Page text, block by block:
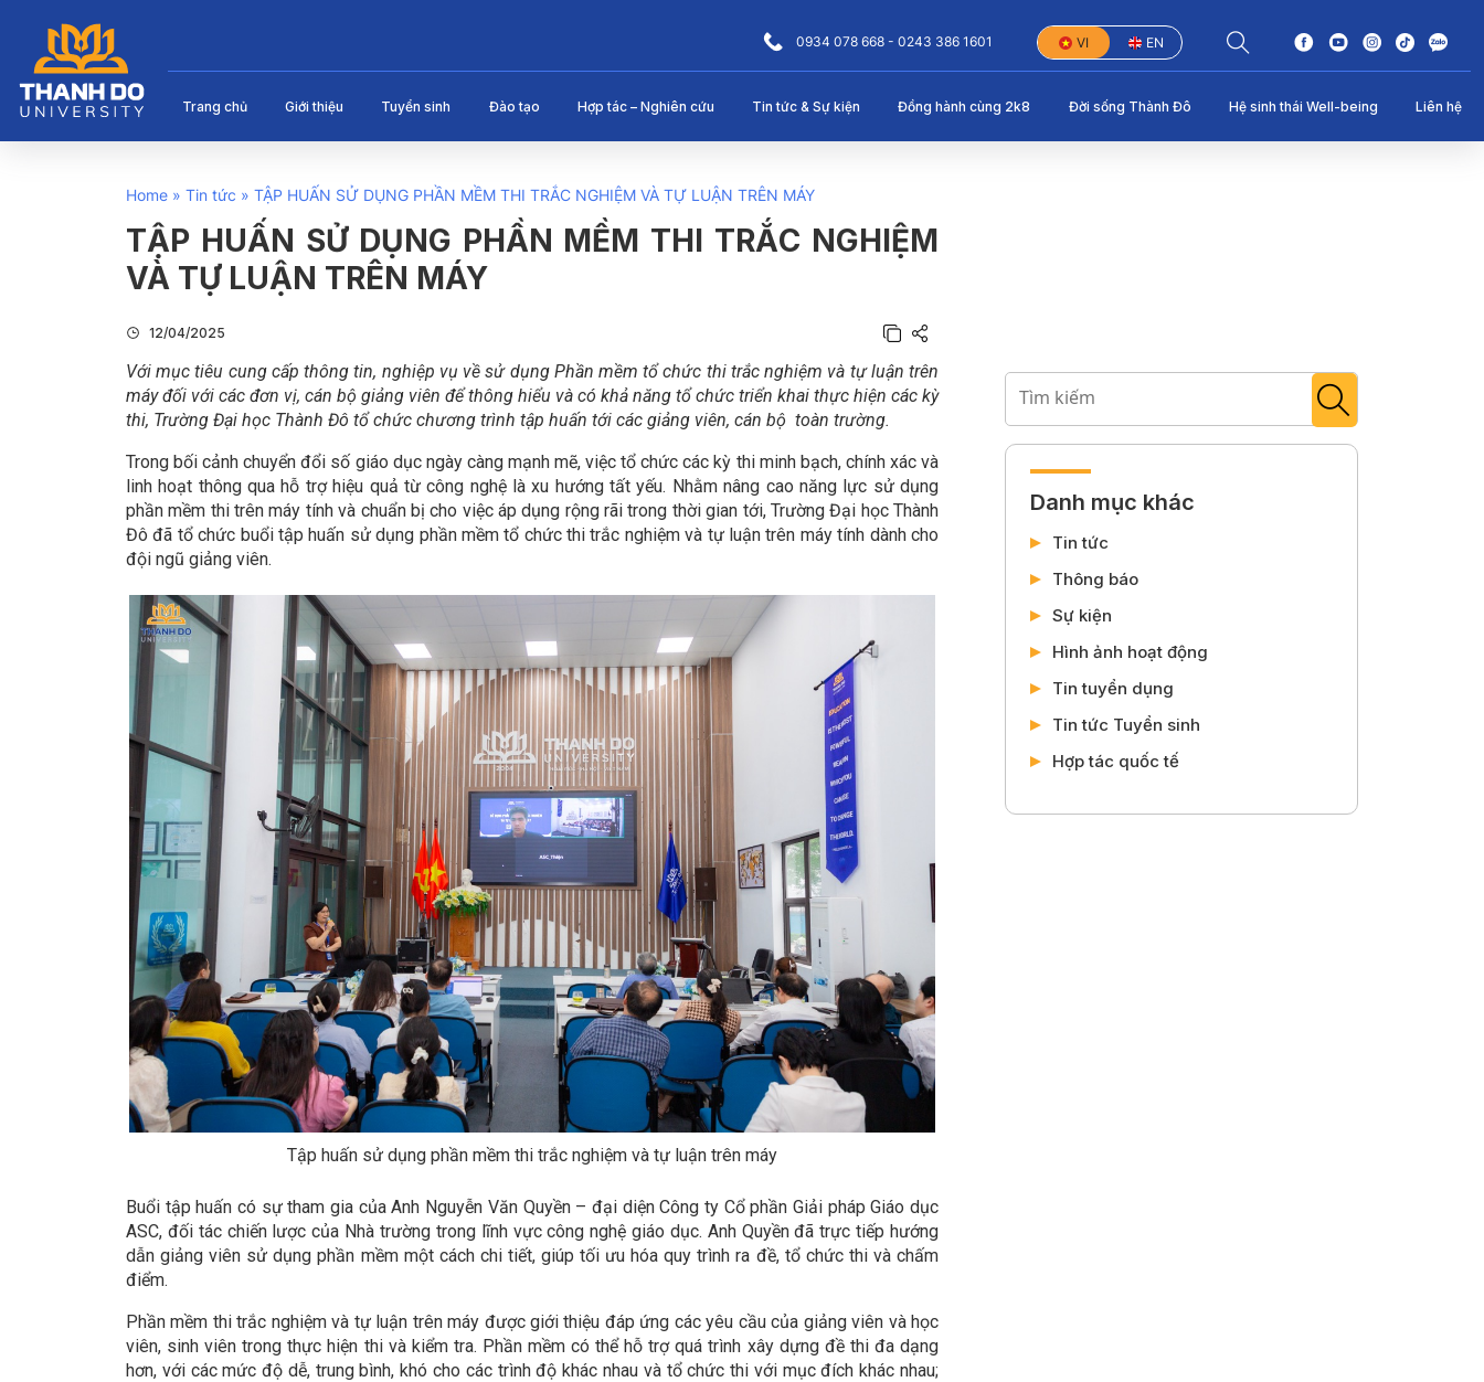
0934 078 668 - 0243 386 1601 VI EN
Trang chủ Giới thiệu Tuyển sinh Đào tạo Hợp tác – Nghiên cứu Tin tức & Sự kiện Đồng hành cùng 2k8 Đời sống Thành Đô Hệ sinh thái Well-being Liên hệ
Home » Tin tức » TẬP HUẤN SỬ DỤNG PHẦN MỀM THI TRẮC NGHIỆM VÀ TỰ LUẬN TRÊN MÁY
TẬP HUẤN SỬ DỤNG PHẦN MỀM THI TRẮC NGHIỆM
VÀ TỰ LUẬN TRÊN MÁY
12/04/2025
Với mục tiêu cung cấp thông tin, nghiệp vụ về sử dụng Phần mềm tổ chức thi trắc nghiệm và tự luận trên
máy đối với các đơn vị, cán bộ giảng viên để thông hiểu và có khả năng tổ chức triển khai thực hiện các kỳ
thi, Trường Đại học Thành Đô tổ chức chương trình tập huấn tới các giảng viên, cán bộ toàn trường.
Trong bối cảnh chuyển đổi số giáo dục ngày càng mạnh mẽ, việc tổ chức các kỳ thi minh bạch, chính xác và
linh hoạt thông qua hỗ trợ hiệu quả từ công nghệ là xu hướng tất yếu. Nhằm nâng cao năng lực sử dụng
phần mềm thi trên máy tính và chuẩn bị cho việc áp dụng rộng rãi trong thời gian tới, Trường Đại học Thành
Đô đã tổ chức buổi tập huấn sử dụng phần mềm tổ chức thi trắc nghiệm và tự luận trên máy tính dành cho
đội ngũ giảng viên.
Tập huấn sử dụng phần mềm thi trắc nghiệm và tự luận trên máy
Buổi tập huấn có sự tham gia của Anh Nguyễn Văn Quyền – đại diện Công ty Cổ phần Giải pháp Giáo dục
ASC, đối tác chiến lược của Nhà trường trong lĩnh vực công nghệ giáo dục. Anh Quyền đã trực tiếp hướng
dẫn giảng viên sử dụng phần mềm một cách chi tiết, giúp tối ưu hóa quy trình ra đề, tổ chức thi và chấm
điểm.
Phần mềm thi trắc nghiệm và tự luận trên máy được giới thiệu đáp ứng các yêu cầu của giảng viên và học
viên, sinh viên trong thực hiện thi và kiểm tra. Phần mềm có thể hỗ trợ quá trình xây dựng đề thi đa dạng
hơn, với các mức độ dễ, trung bình, khó cho các trình độ khác nhau và tổ chức thi với mục đích khác nhau;
Danh mục khác
Tin tức
Thông báo
Sự kiện
Hình ảnh hoạt động
Tin tuyển dụng
Tin tức Tuyển sinh
Hợp tác quốc tế